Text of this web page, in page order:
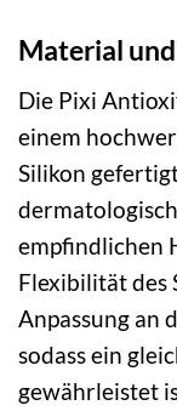
Material
Die Pixi
einem
Silikon
empfindlichen
Flexibilität des
Anpassung an
sodass ein
gewährleistet